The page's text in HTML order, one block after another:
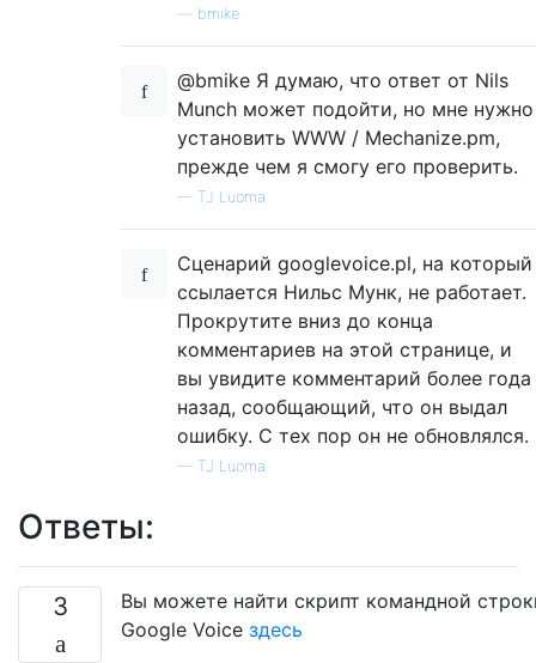
bmike
@bmike Я думаю, что ответ от Nils
Munch может подойти, но мне нужно
установить WWW / Mechanize.pm,
прежде чем я смогу его проверить.
— TJ Luoma
Сценарий googlevoice.pl, на который
ссылается Нильс Мунк, не работает.
Прокрутите вниз до конца
комментариев на этой странице, и
вы увидите комментарий более года
назад, сообщающий, что он выдал
ошибку. С тех пор он не обновлялся.
— TJ Luoma
Ответы:
3
Вы можете найти скрипт командной
Google Voice здесь